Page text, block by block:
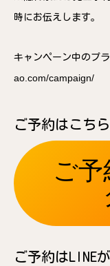
時にお伝えします。
キャンペーン中のプ
ao.com/campaign/
ご予約はこち
ご
ご予約はLINE